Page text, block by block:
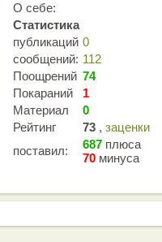
О себе:
Статистика
публикаций 0
сообщений: 112
Поощрений 74
Покараний
1
Материал
0
Рейтинг
73 , заценки
поставил:
687 плюса
70 минуса